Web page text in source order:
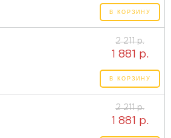
В КОРЗИНУ
2 211 р.
1 881 р.
В КОРЗИНУ
2 211 р.
1 881 р.